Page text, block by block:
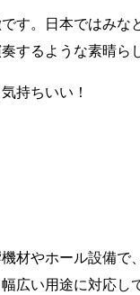
す。日本ではみな
するような素晴ら
持ちいい！
材やホール設備で
広い用途に対応し